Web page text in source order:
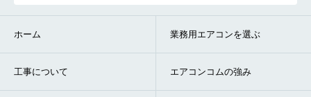
ホーム 業務用エアコンを選ぶ
工事について エアコンコムの強み